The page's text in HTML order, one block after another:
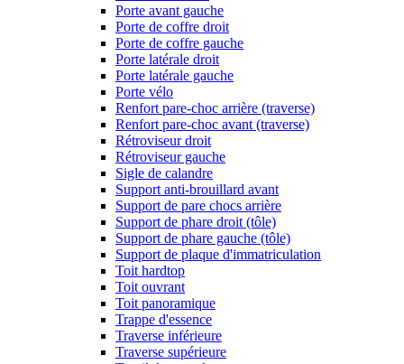
Porte avant gauche
Porte de coffre droit
Porte de coffre gauche
Porte latérale droit
Porte latérale gauche
Porte vélo
Renfort pare-choc arrière (traverse)
Renfort pare-choc avant (traverse)
Rétroviseur droit
Rétroviseur gauche
Sigle de calandre
Support anti-brouillard avant
Support de pare chocs arrière
Support de phare droit (tôle)
Support de phare gauche (tôle)
Support de plaque d'immatriculation
Toit hardtop
Toit ouvrant
Toit panoramique
Trappe d'essence
Traverse inférieure
Traverse supérieure